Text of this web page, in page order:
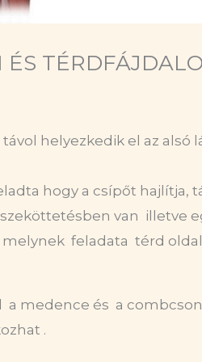
helyezkedik el az alsó
hogy a csípőt hajlítja,
van illetve
melynek feladata térd
a medence és a
.